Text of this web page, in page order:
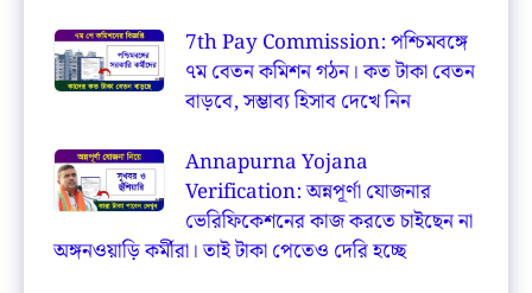
7th Pay Commission: পশ্চিমবঙ্গে
৭ম বেতন কমিশন গঠন। কত টাকা বেতন
বাড়বে, সম্ভাব্য হিসাব দেখে নিন
Annapurna Yojana
Verification: অন্নপূর্ণা যোজনার
ভেরিফিকেশনের কাজ করতে চাইছেন না
অঙ্গনওয়াড়ি কর্মীরা। তাই টাকা পেতেও দেরি হচ্ছে